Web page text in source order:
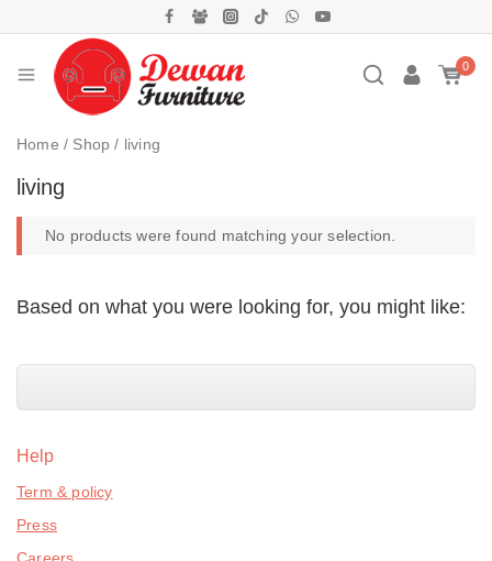
0
Home / Shop / living
living
No products were found matching your selection.
Based on what you were looking for, you might like:
Help
Term & policy
Press